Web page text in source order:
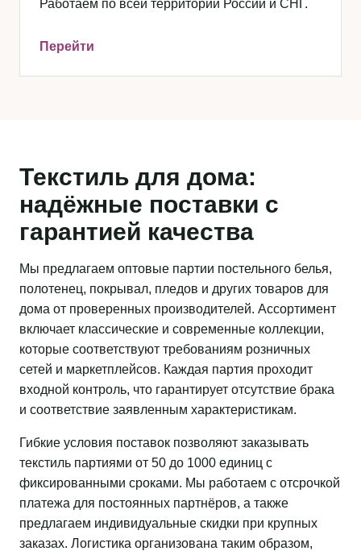
Работаем по всей территории России и СНГ.
Перейти
Текстиль для дома:
надёжные поставки с
гарантией качества
Мы предлагаем оптовые партии постельного белья,
полотенец, покрывал, пледов и других товаров для
дома от проверенных производителей. Ассортимент
включает классические и современные коллекции,
которые соответствуют требованиям розничных
сетей и маркетплейсов. Каждая партия проходит
входной контроль, что гарантирует отсутствие брака
и соответствие заявленным характеристикам.
Гибкие условия поставок позволяют заказывать
текстиль партиями от 50 до 1000 единиц с
фиксированными сроками. Мы работаем с отсрочкой
платежа для постоянных партнёров, а также
предлагаем индивидуальные скидки при крупных
заказах. Логистика организована таким образом,